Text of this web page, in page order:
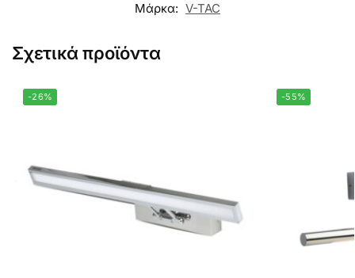
Μάρκα: V-TAC
Σχετικά προϊόντα
-26% -55%